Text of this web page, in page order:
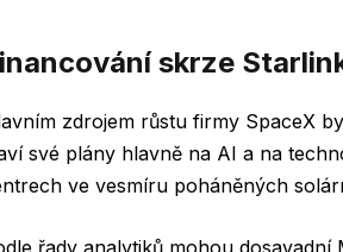
skrze
zdrojem růstu firmy SpaceX
své plány hlavně na AI a na
ve vesmíru poháněných
řady analytiků mohou